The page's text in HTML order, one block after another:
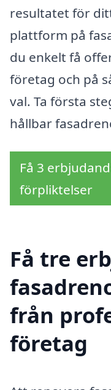
resultatet för
plattform på
du enkelt få
företag och på
val. Ta första
hållbar
Få 3
förpliktelser
Få tre
från
företag